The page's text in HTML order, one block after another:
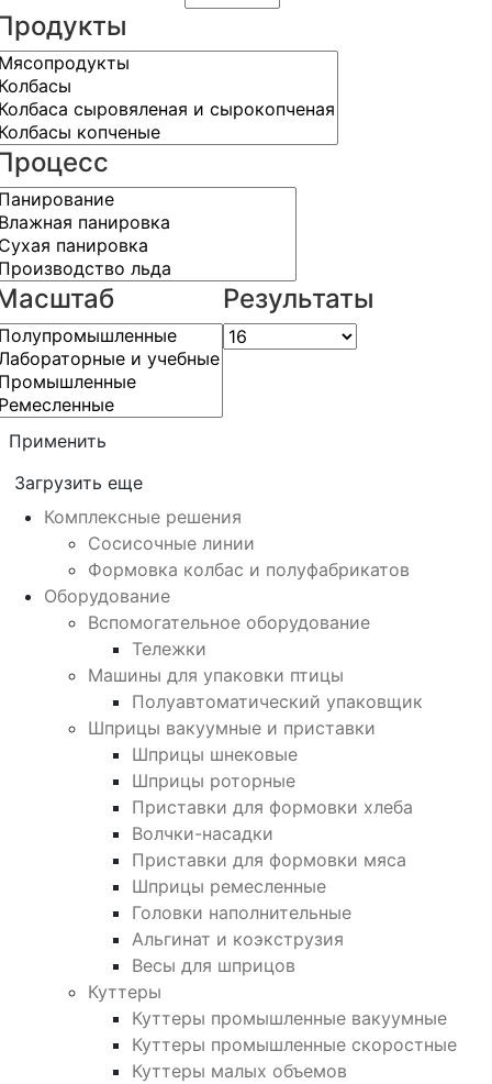
Результаты
Применить
Загрузить еще
Комплексные решения
Сосисочные линии
Формовка колбас и полуфабрикатов
Оборудование
Вспомогательное оборудование
Тележки
Машины для упаковки птицы
Полуавтоматический упаковщик
Шприцы вакуумные и приставки
Шприцы шнековые
Шприцы роторные
Приставки для формовки хлеба
Волчки-насадки
Приставки для формовки мяса
Шприцы ремесленные
Головки наполнительные
Альгинат и коэкструзия
Весы для шприцов
Куттеры
Куттеры промышленные вакуумные
Куттеры промышленные скоростные
Куттеры малых объемов